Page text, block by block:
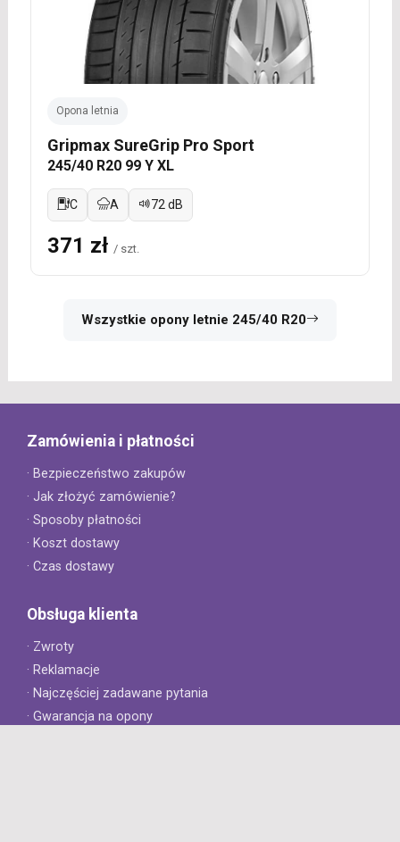
Opona letnia
Gripmax SureGrip Pro Sport
245/40 R20 99 Y XL
C A 72 dB
371 zł / szt.
Wszystkie opony letnie 245/40 R20
Zamówienia i płatności
· Bezpieczeństwo zakupów
· Jak złożyć zamówienie?
· Sposoby płatności
· Koszt dostawy
· Czas dostawy
Obsługa klienta
· Zwroty
· Reklamacje
· Najczęściej zadawane pytania
· Gwarancja na opony